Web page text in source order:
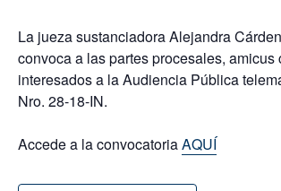
La jueza sustanciadora Alejandra
convoca a las partes procesales, amicus
interesados a la Audiencia Pública
Nro. 28-18-IN.
Accede a la convocatoriaAQUÍ